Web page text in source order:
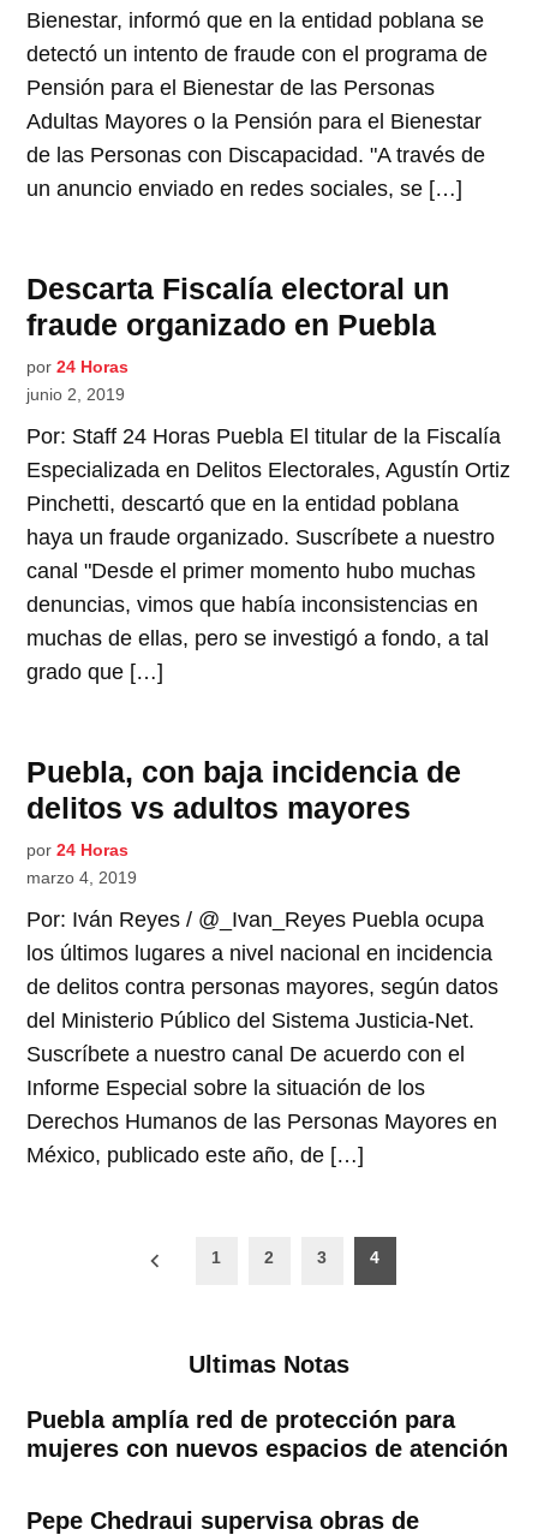
Bienestar, informó que en la entidad poblana se
detectó un intento de fraude con el programa de
Pensión para el Bienestar de las Personas
Adultas Mayores o la Pensión para el Bienestar
de las Personas con Discapacidad. "A través de
un anuncio enviado en redes sociales, se […]
Descarta Fiscalía electoral un
fraude organizado en Puebla
por 24 Horas
junio 2, 2019
Por: Staff 24 Horas Puebla El titular de la Fiscalía
Especializada en Delitos Electorales, Agustín Ortiz
Pinchetti, descartó que en la entidad poblana
haya un fraude organizado. Suscríbete a nuestro
canal "Desde el primer momento hubo muchas
denuncias, vimos que había inconsistencias en
muchas de ellas, pero se investigó a fondo, a tal
grado que […]
Puebla, con baja incidencia de
delitos vs adultos mayores
por 24 Horas
marzo 4, 2019
Por: Iván Reyes / @_Ivan_Reyes Puebla ocupa
los últimos lugares a nivel nacional en incidencia
de delitos contra personas mayores, según datos
del Ministerio Público del Sistema Justicia-Net.
Suscríbete a nuestro canal De acuerdo con el
Informe Especial sobre la situación de los
Derechos Humanos de las Personas Mayores en
México, publicado este año, de […]
Paginación
1 2 3 4
Ultimas Notas
Puebla amplía red de protección para
mujeres con nuevos espacios de atención
Pepe Chedraui supervisa obras de